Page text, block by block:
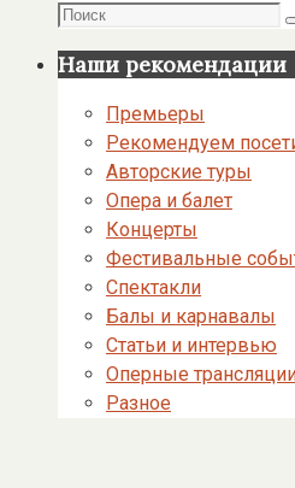
Поиск
Наши рекомендации
Премьеры
Рекомендуем
Авторские туры
Опера и балет
Концерты
Фестивальные
Спектакли
Балы и карнавалы
Статьи и интервью
Оперные
Разное